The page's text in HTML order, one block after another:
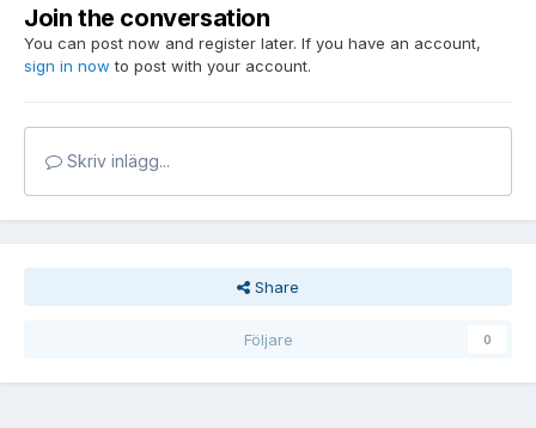
Join the conversation
You can post now and register later. If you have an account,
sign in now to post with your account.
Skriv inlägg...
Share
Följare 0